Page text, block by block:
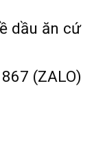
dầu ăn cứ
(ZALO)